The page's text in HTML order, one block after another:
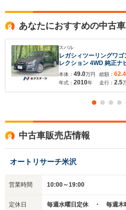
あなたにおすすめの中古車
スバル
レガシィツーリングワ
レクション 4WD 純正
レーダークルーズ ド
フレザー 車線逸脱警
テアリング ステアリン
本体： 49.0万円
年式： 2010年
総額： 62.4
走行： 2.5
中古車販売店情報
オートリサーチ米沢
営業時間 10:00～19:00
定休日
毎週水曜日定休 ・ 毎週
入力途中の情報を保